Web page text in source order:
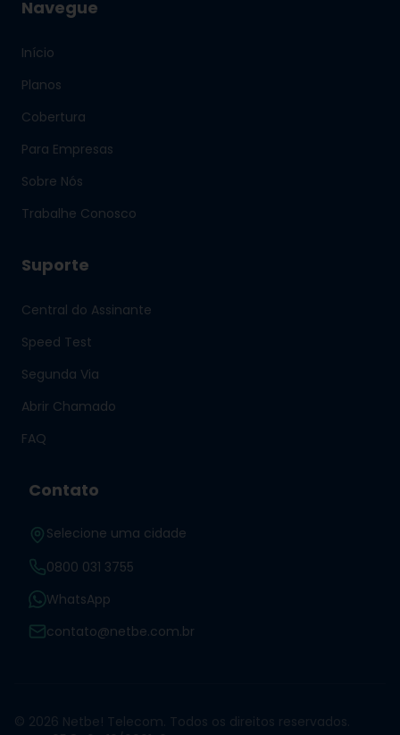
Navegue
Início
Planos
Cobertura
Para Empresas
Sobre Nós
Trabalhe Conosco
Suporte
Central do Assinante
Speed Test
Segunda Via
Abrir Chamado
FAQ
Contato
Selecione uma cidade
0800 031 3755
WhatsApp
contato@netbe.com.br
© 2026 Netbe! Telecom. Todos os direitos reservados.